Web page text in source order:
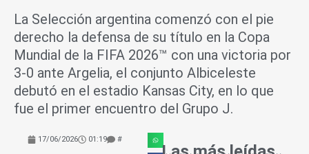
La Selección argentina comenzó con el pie
derecho la defensa de su título en la Copa
Mundial de la FIFA 2026™ con una victoria por
3-0 ante Argelia, el conjunto Albiceleste
debutó en el estadio Kansas City, en lo que
fue el primer encuentro del Grupo J.
17/06/2026 01:19 #